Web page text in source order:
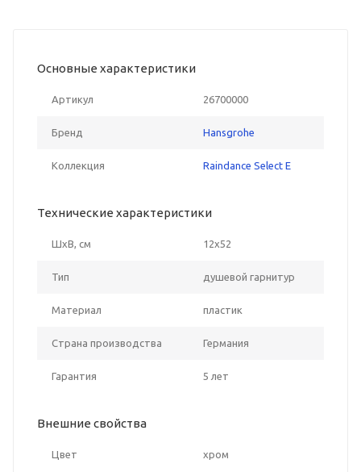
Основные характеристики
Артикул 26700000
Бренд Hansgrohe
Коллекция Raindance Select E
Технические характеристики
ШxВ, см 12x52
Тип душевой гарнитур
Материал пластик
Страна производства Германия
Гарантия 5 лет
Внешние свойства
Цвет хром